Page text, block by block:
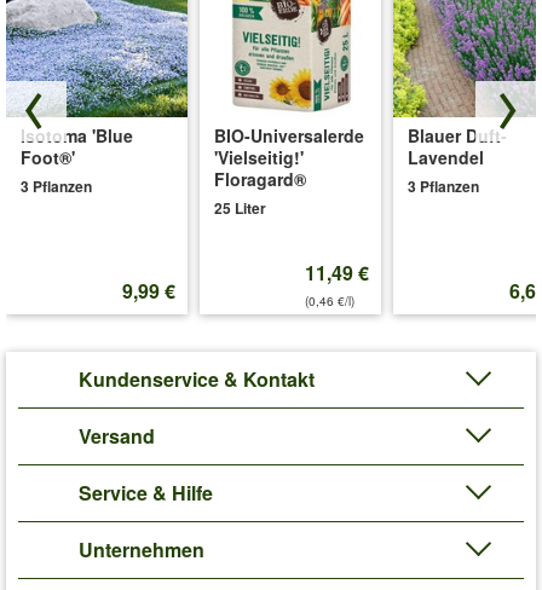
Isotoma 'Blue
Foot®'
3 Pflanzen
9,99 €
BIO-Universalerde
'Vielseitig!'
Floragard®
25 Liter
11,49 €
(0,46 €/l)
Blauer Duft-
Lavendel
3 Pflanzen
Kundenservice & Kontakt
Versand
Service & Hilfe
Unternehmen